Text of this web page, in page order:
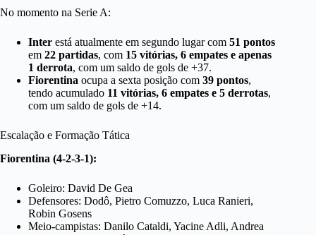
No momento na Serie A:
Inter está atualmente em segundo lugar com 51 pontos
em 22 partidas, com 15 vitórias, 6 empates e apenas
1 derrota, com um saldo de gols de +37.
Fiorentina ocupa a sexta posição com 39 pontos,
tendo acumulado 11 vitórias, 6 empates e 5 derrotas,
com um saldo de gols de +14.
Escalação e Formação Tática
Fiorentina (4-2-3-1):
Goleiro: David De Gea
Defensores: Dodô, Pietro Comuzzo, Luca Ranieri,
Robin Gosens
Meio-campistas: Danilo Cataldi, Yacine Adli, Andrea